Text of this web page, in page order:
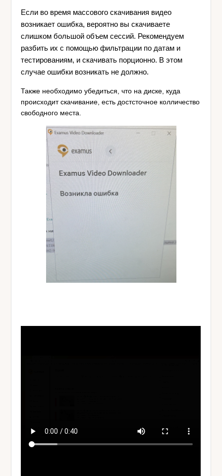
Если во время массового скачивания видео
возникает ошибка, вероятно вы скачиваете
слишком большой объем сессий. Рекомендуем
разбить их с помощью фильтрации по датам и
тестированиям, и скачивать порционно. В этом
случае ошибки возникать не должно.
Также необходимо убедиться, что на диске, куда
происходит скачивание, есть достсточное колличество
свободного места.